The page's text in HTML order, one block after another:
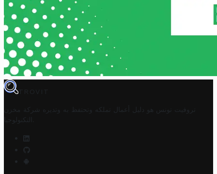
TROVIT
تروفيت تونس هو دليل أعمال تملكه وتحتفظ به وتديره
شركة مخزن
التكنولوجيا